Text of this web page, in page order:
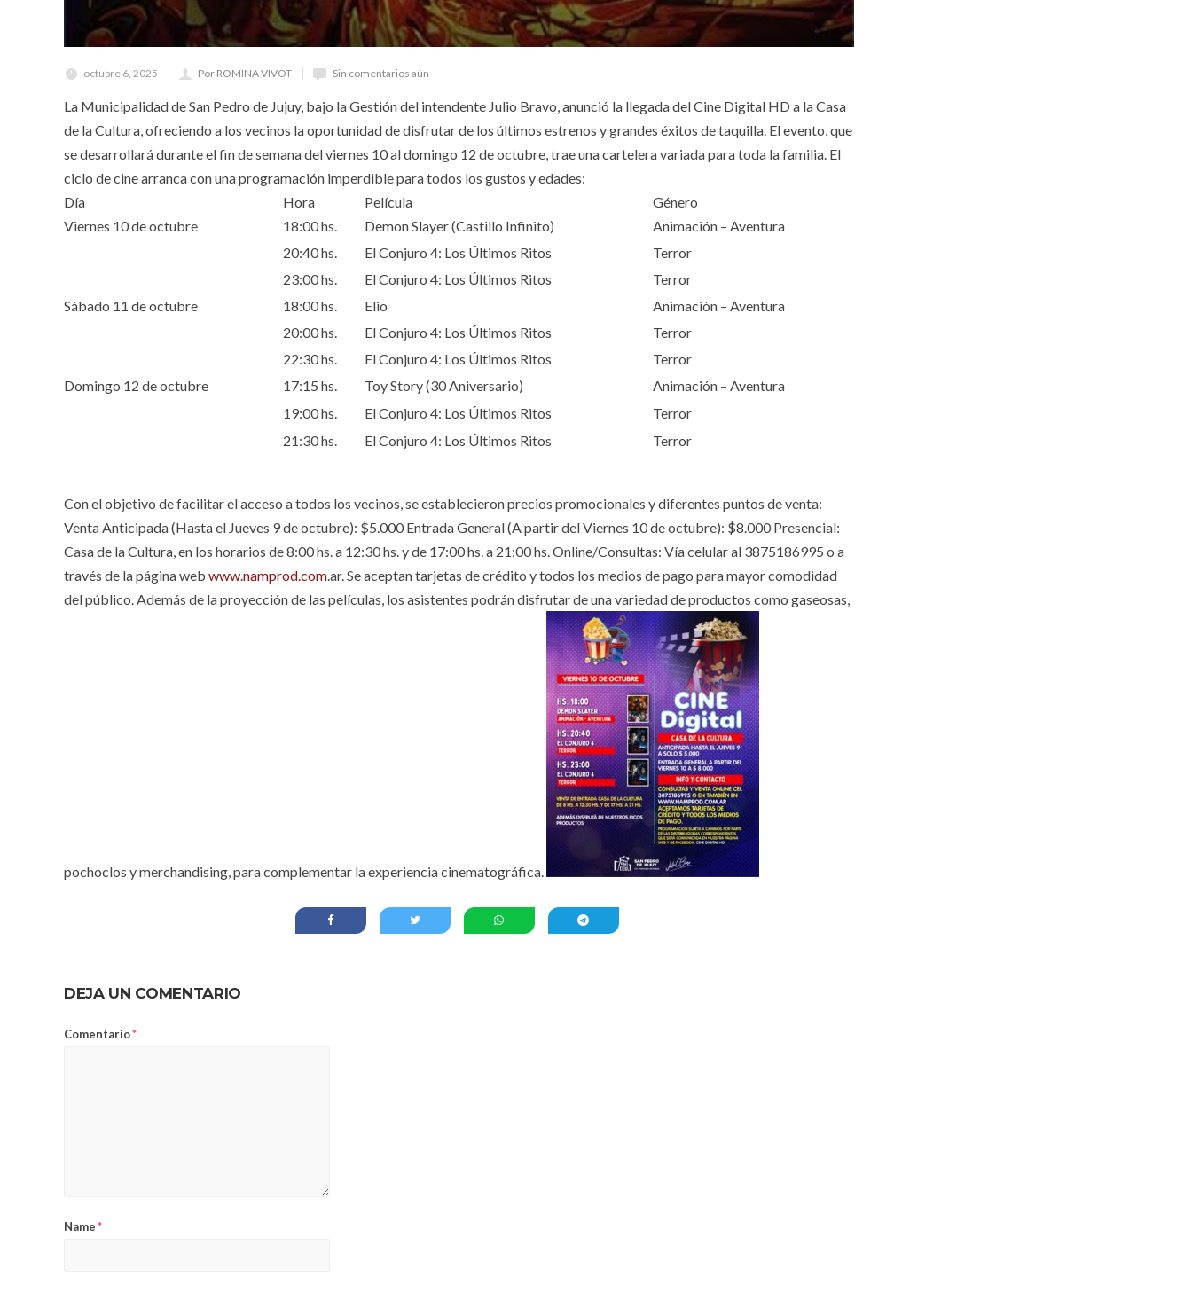
octubre 6, 2025 Por ROMINA VIVOT Sin comentarios aún
La Municipalidad de San Pedro de Jujuy, bajo la Gestión del intendente Julio Bravo, anunció la llegada del Cine Digital HD a la Casa
de la Cultura, ofreciendo a los vecinos la oportunidad de disfrutar de los últimos estrenos y grandes éxitos de taquilla. El evento, que
se desarrollará durante el fin de semana del viernes 10 al domingo 12 de octubre, trae una cartelera variada para toda la familia. El
ciclo de cine arranca con una programación imperdible para todos los gustos y edades:
Día
Hora Película
Género
Viernes 10 de octubre
18:00 hs. Demon Slayer (Castillo Infinito)
Animación – Aventura
20:40 hs.
El Conjuro 4: Los Últimos Ritos
Terror
23:00 hs.
El Conjuro 4: Los Últimos Ritos
Terror
Sábado 11 de octubre
18:00 hs. Elio
Animación – Aventura
20:00 hs.
El Conjuro 4: Los Últimos Ritos
Terror
22:30 hs.
El Conjuro 4: Los Últimos Ritos
Terror
Domingo 12 de octubre
17:15 hs. Toy Story (30 Aniversario)
Animación – Aventura
19:00 hs.
El Conjuro 4: Los Últimos Ritos
Terror
21:30 hs.
El Conjuro 4: Los Últimos Ritos Terror
Con el objetivo de facilitar el acceso a todos los vecinos, se establecieron precios promocionales y diferentes puntos de venta:
Venta Anticipada (Hasta el Jueves 9 de octubre): $5.000 Entrada General (A partir del Viernes 10 de octubre): $8.000 Presencial:
Casa de la Cultura, en los horarios de 8:00 hs. a 12:30 hs. y de 17:00 hs. a 21:00 hs. Online/Consultas: Vía celular al 3875186995 o a
través de la página web www.namprod.com.ar. Se aceptan tarjetas de crédito y todos los medios de pago para mayor comodidad
del público. Además de la proyección de las películas, los asistentes podrán disfrutar de una variedad de productos como gaseosas,
pochoclos y merchandising, para complementar la experiencia cinematográfica.
DEJA UN COMENTARIO
Comentario*
Name*